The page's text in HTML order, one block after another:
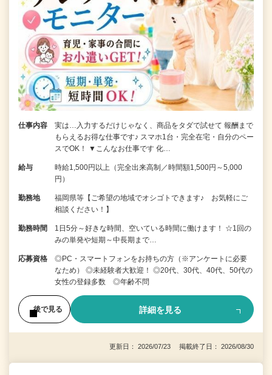
仕事内容
実は…入力するだけじゃなく、商品をタダで試せて 報酬まで
もらえるお得な仕事です♪ スマホ1台・完全在宅・自分のペー
スでOK！ ▼こんなお仕事です 化…
給与
時給1,500円以上（完全出来高制／時間額1,500円～5,000
円）
勤務地
福岡県等【ご希望の地域でオシゴトできます♪ お気軽にご
相談ください！】
勤務時間
1日5分～好きな時間、空いている時間に働けます！ ☆1回の
みの単発や短期～中長期まで…
応募資格
◎PC・スマートフォンをお持ちの方（※アンケートに必要
なため） ◎未経験者大歓迎！ ◎20代、30代、40代、50代の
女性の登録多数 ◎年齢不問
後で見る 詳細を見る
更新日： 2026/07/23 掲載終了日： 2026/08/30